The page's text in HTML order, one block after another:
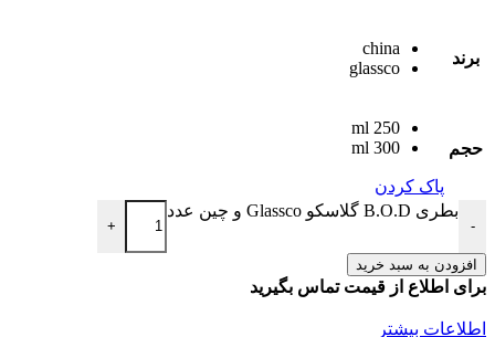
برند
china
glassco
حجم
250 ml
300 ml
پاک کردن
-
بطری B.O.D گلاسکو Glassco و چین عدد
+
افزودن به سبد خرید
برای اطلاع از قیمت تماس بگیرید
اطلاعات بیشتر